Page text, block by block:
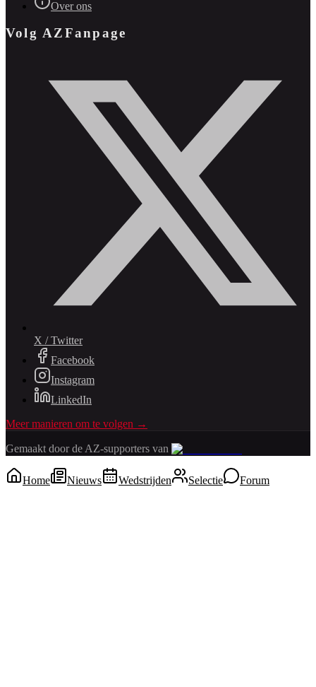
Over ons
Volg AZFanpage
X / Twitter
Facebook
Instagram
LinkedIn
Meer manieren om te volgen →
Gemaakt door de AZ-supporters van
Home Nieuws Wedstrijden Selectie Forum